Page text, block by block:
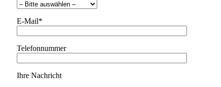
E-Mail*
Telefonnummer
Ihre Nachricht